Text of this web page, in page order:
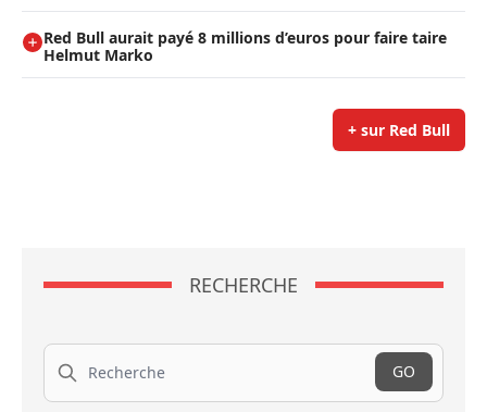
Red Bull aurait payé 8 millions d’euros pour faire taire
Helmut Marko
+ sur Red Bull
RECHERCHE
Recherche
GO